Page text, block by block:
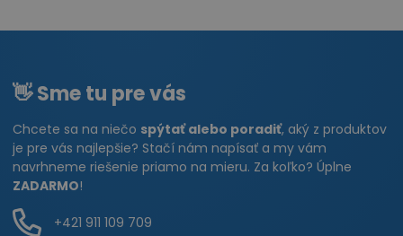
👋 Sme tu pre vás
Chcete sa na niečo spýtať alebo poradiť, aký z produktov
je pre vás najlepšie? Stačí nám napísať a my vám
navrhneme riešenie priamo na mieru. Za koľko? Úplne
ZADARMO!
+421 911 109 709